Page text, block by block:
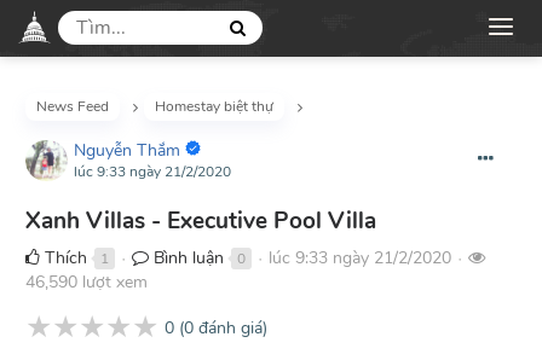
News Feed Homestay biệt thự
Nguyễn Thắm
lúc 9:33 ngày 21/2/2020
Xanh Villas - Executive Pool Villa
Thích 1 ● Bình luận 0 ● lúc 9:33 ngày 21/2/2020 ●
46,590 lượt xem
★★★★★ 0 (0 đánh giá)